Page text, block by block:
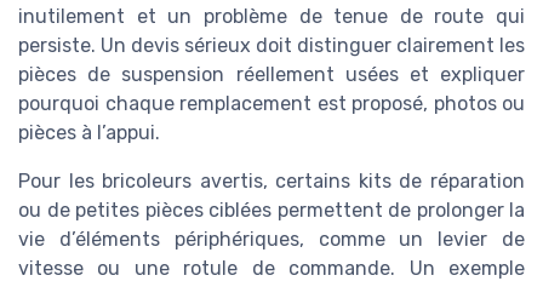
inutilement et un problème de tenue de route qui
persiste. Un devis sérieux doit distinguer clairement les
pièces de suspension réellement usées et expliquer
pourquoi chaque remplacement est proposé, photos ou
pièces à l’appui.
Pour les bricoleurs avertis, certains kits de réparation
ou de petites pièces ciblées permettent de prolonger la
vie d’éléments périphériques, comme un levier de
vitesse ou une rotule de commande. Un exemple